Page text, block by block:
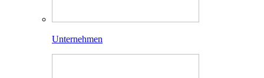
Unternehmen